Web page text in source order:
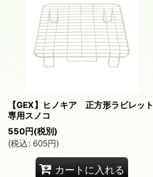
【GEX】ヒノキア 正方形ラビレット
専用スノコ
550円(税別)
(税込 : 605円)
カートに入れる